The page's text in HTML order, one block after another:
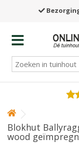
Blokhut
wood